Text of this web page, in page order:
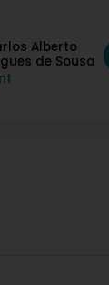
Alberto
de Sousa